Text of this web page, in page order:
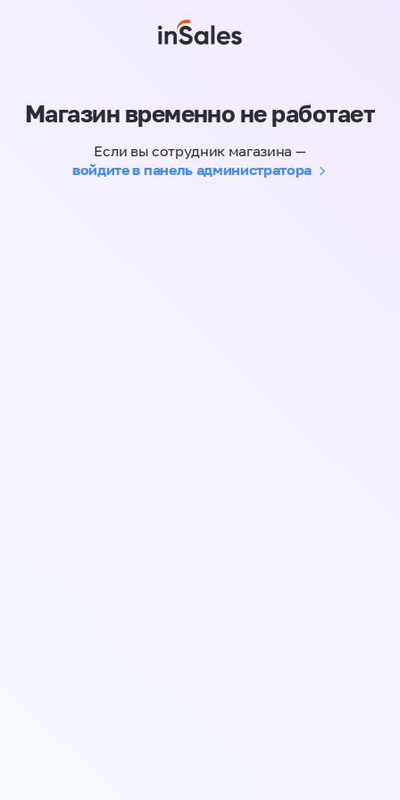
Магазин временно не работает
Если вы сотрудник магазина —
войдите в панель администратора